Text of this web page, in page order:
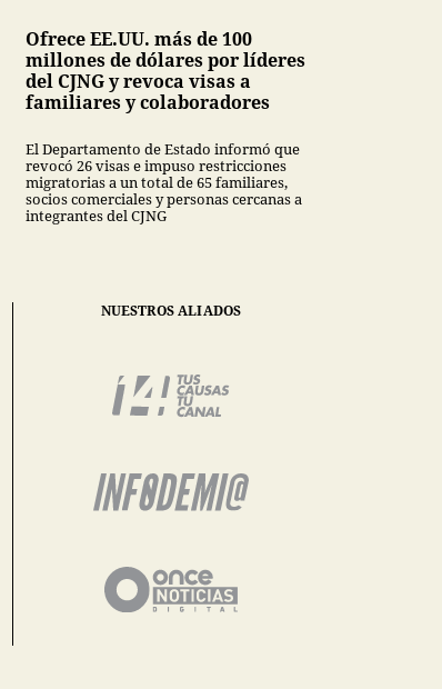
Ofrece EE.UU. más de 100
millones de dólares por líderes
del CJNG y revoca visas a
familiares y colaboradores
El Departamento de Estado informó que
revocó 26 visas e impuso restricciones
migratorias a un total de 65 familiares,
socios comerciales y personas cercanas a
integrantes del CJNG
NUESTROS ALIADOS